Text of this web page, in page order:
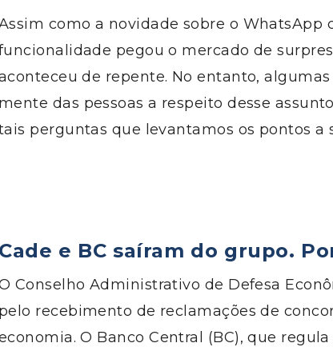
como a novidade sobre o WhatsApp
pegou o mercado de
de repente. No entanto,
mente das pessoas a respeito desse
perguntas que levantamos os pontos a
Cade e BC saíram do grupo.
Conselho Administrativo de Defesa
pelo recebimento de reclamações de
O Banco Central (BC), que